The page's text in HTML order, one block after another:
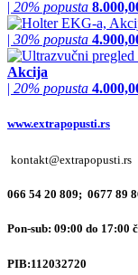
| 20% popusta
| 30% popusta
Akcija
| 20% popusta
www.extrapopusti.rs
kontakt@extrapopusti.rs
066 54 20 809; 0677 89
Pon-sub: 09:00 do 17:00
PIB:112032720